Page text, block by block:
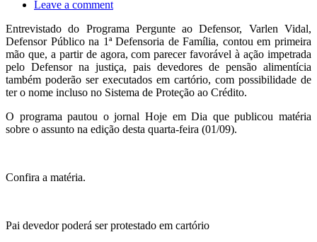
Leave a comment
Entrevistado do Programa Pergunte ao Defensor, Varlen Vidal,
Defensor Público na 1ª Defensoria de Família, contou em primeira
mão que, a partir de agora, com parecer favorável à ação impetrada
pelo Defensor na justiça, pais devedores de pensão alimentícia
também poderão ser executados em cartório, com possibilidade de
ter o nome incluso no Sistema de Proteção ao Crédito.
O programa pautou o jornal Hoje em Dia que publicou matéria
sobre o assunto na edição desta quarta-feira (01/09).
Confira a matéria.
Pai devedor poderá ser protestado em cartório